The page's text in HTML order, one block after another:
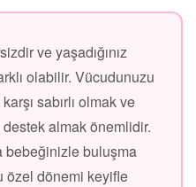
ve yaşadığınız
olabilir. Vücudunuzu
sabırlı olmak ve
almak önemlidir.
bebeğinizle buluşma
özel dönemi keyifle